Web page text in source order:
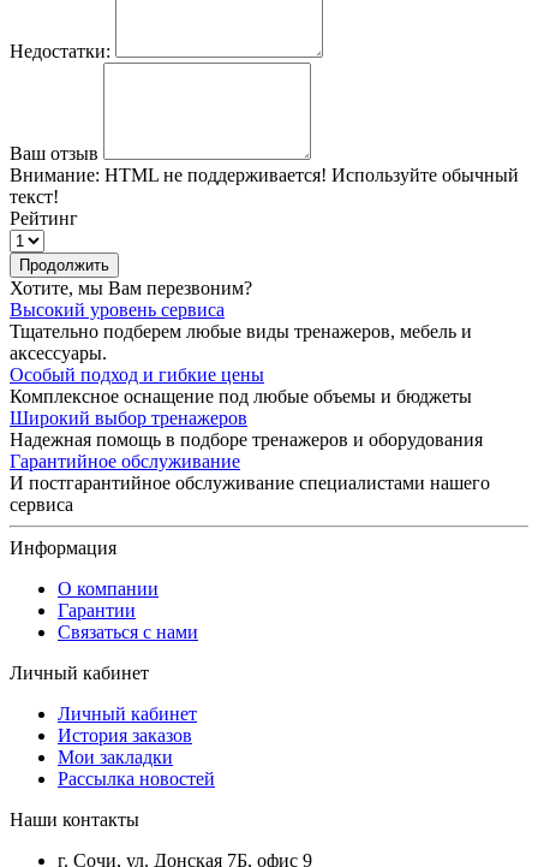
Недостатки:
Ваш отзыв
Внимание: HTML не поддерживается! Используйте обычный
текст!
Рейтинг
Продолжить
Хотите, мы Вам перезвоним?
Высокий уровень сервиса
Тщательно подберем любые виды тренажеров, мебель и
аксессуары.
Особый подход и гибкие цены
Комплексное оснащение под любые объемы и бюджеты
Широкий выбор тренажеров
Надежная помощь в подборе тренажеров и оборудования
Гарантийное обслуживание
И постгарантийное обслуживание специалистами нашего
сервиса
Информация
О компании
Гарантии
Связаться с нами
Личный кабинет
Личный кабинет
История заказов
Мои закладки
Рассылка новостей
Наши контакты
г. Сочи, ул. Донская 7Б, офис 9